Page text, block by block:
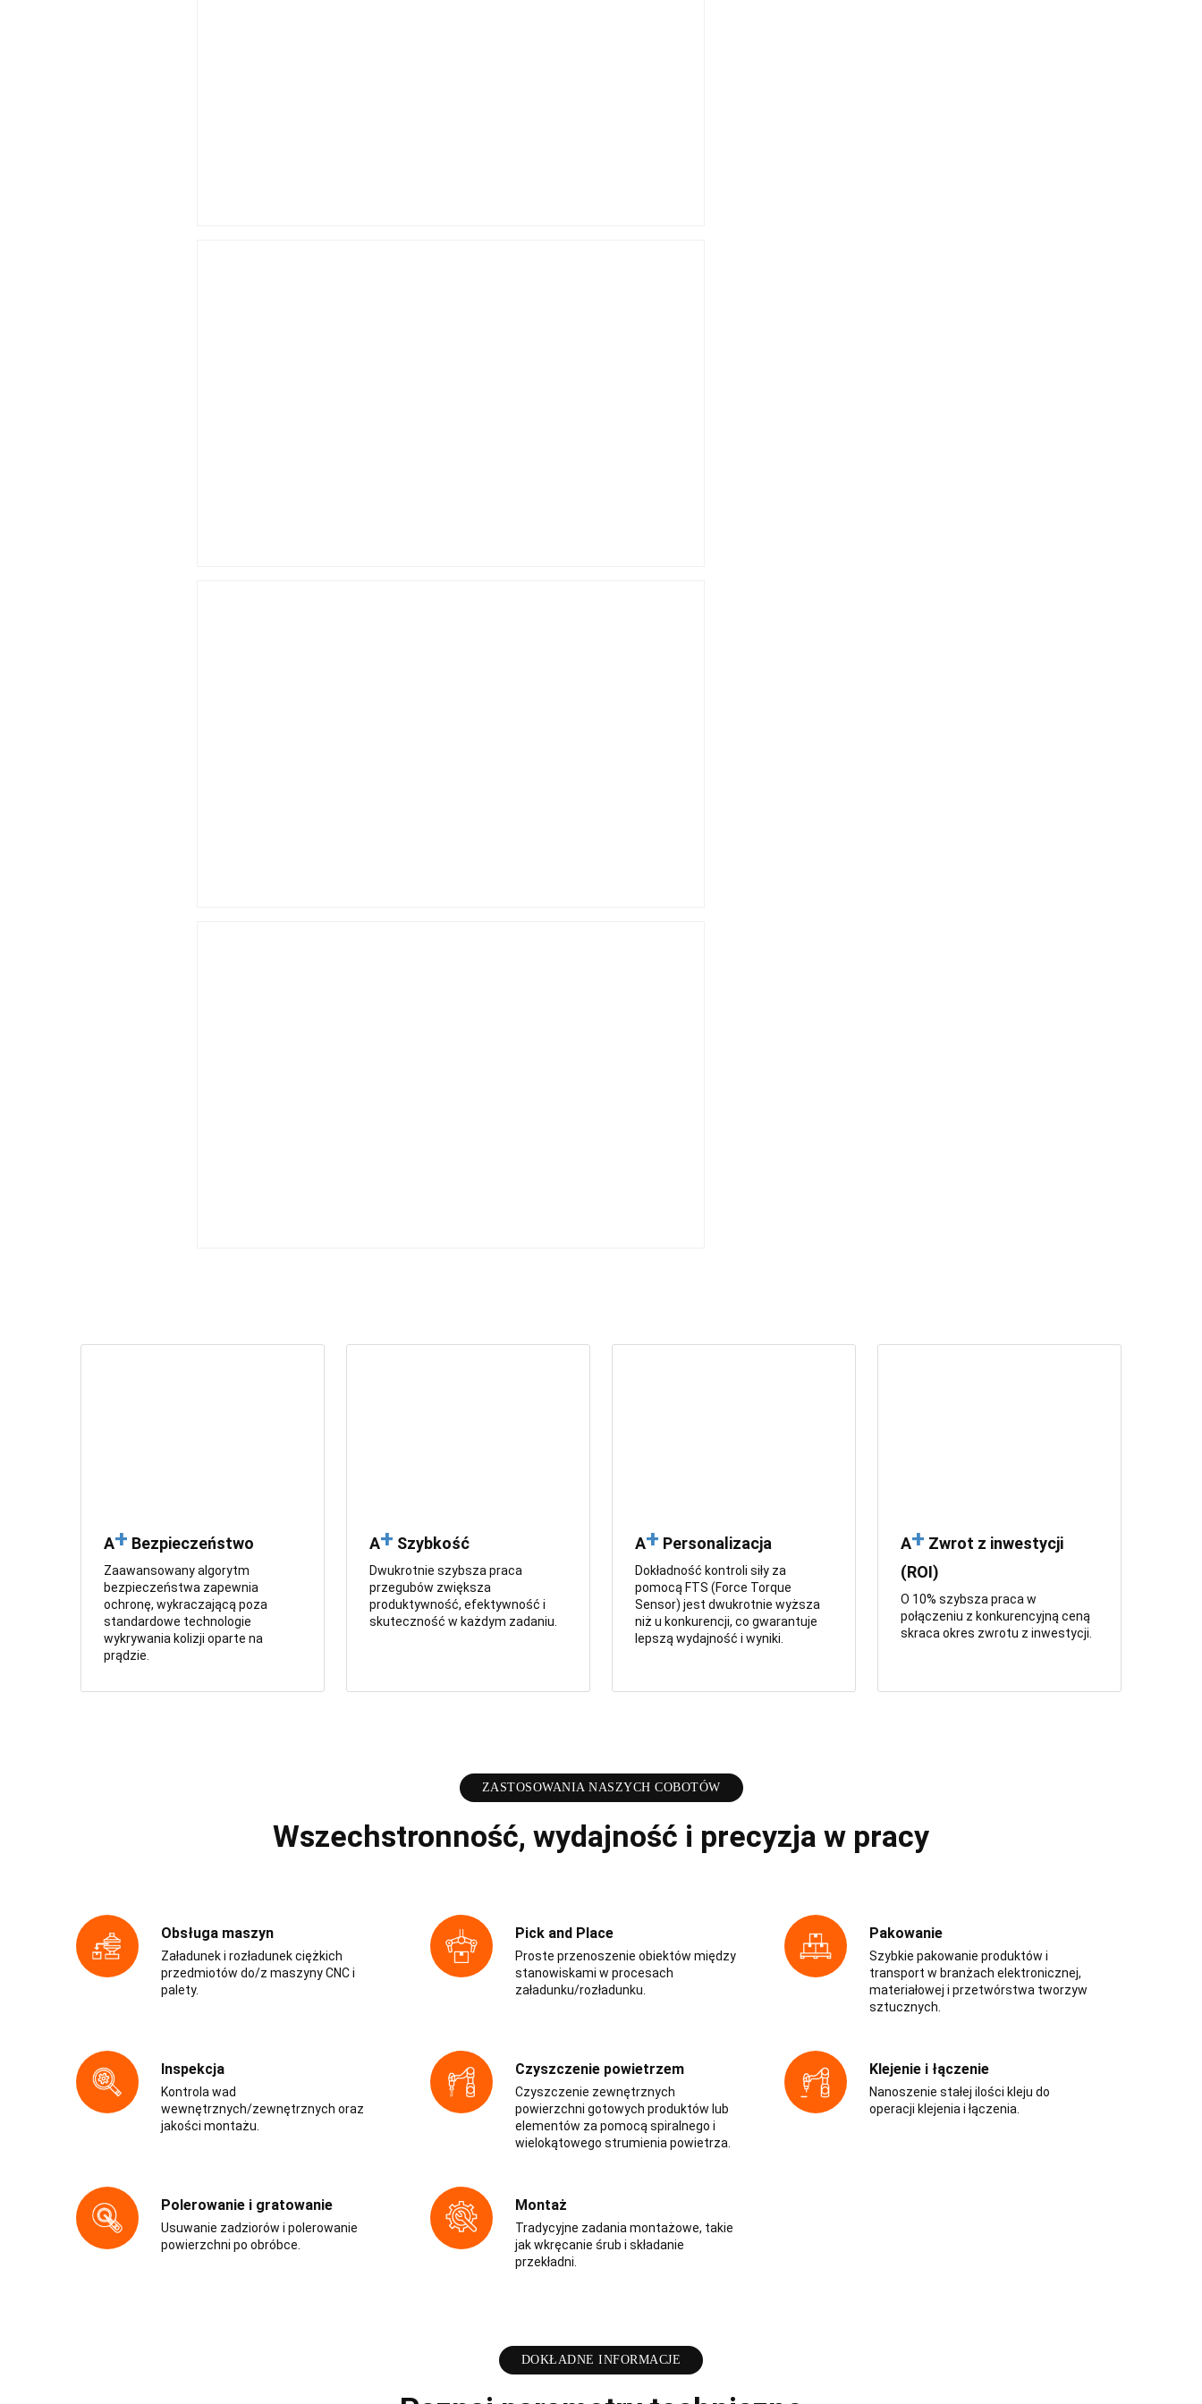
A+ Bezpieczeństwo
Zaawansowany algorytm
bezpieczeństwa zapewnia
ochronę, wykraczającą poza
standardowe technologie
wykrywania kolizji oparte na
prądzie.
A+ Szybkość
Dwukrotnie szybsza praca
przegubów zwiększa
produktywność, efektywność i
skuteczność w każdym zadaniu.
A+ Personalizacja
Dokładność kontroli siły za
pomocą FTS (Force Torque
Sensor) jest dwukrotnie wyższa
niż u konkurencji, co gwarantuje
lepszą wydajność i wyniki.
A+ Zwrot z inwestycji
(ROI)
O 10% szybsza praca w
połączeniu z konkurencyjną ceną
skraca okres zwrotu z inwestycji.
ZASTOSOWANIA NASZYCH COBOTÓW
Wszechstronność, wydajność i precyzja w pracy
Obsługa maszyn
Załadunek i rozładunek ciężkich
przedmiotów do/z maszyny CNC i
palety.
Pick and Place
Proste przenoszenie obiektów między
stanowiskami w procesach
załadunku/rozładunku.
Pakowanie
Szybkie pakowanie produktów i
transport w branżach elektronicznej,
materiałowej i przetwórstwa tworzyw
sztucznych.
Inspekcja
Kontrola wad
wewnętrznych/zewnętrznych oraz
jakości montażu.
Czyszczenie powietrzem
Czyszczenie zewnętrznych
powierzchni gotowych produktów lub
elementów za pomocą spiralnego i
wielokątowego strumienia powietrza.
Klejenie i łączenie
Nanoszenie stałej ilości kleju do
operacji klejenia i łączenia.
Polerowanie i gratowanie
Usuwanie zadziorów i polerowanie
powierzchni po obróbce.
Montaż
Tradycyjne zadania montażowe, takie
jak wkręcanie śrub i składanie
przekładni.
DOKŁADNE INFORMACJE